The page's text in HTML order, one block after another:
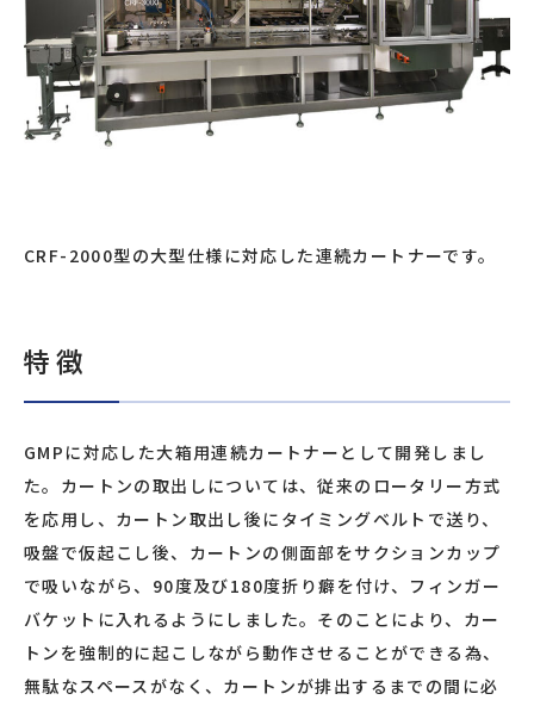
CRF-2000型の大型仕様に対応した連続カートナーです。
特徴
GMPに対応した大箱用連続カートナーとして開発しまし
た。カートンの取出しについては、従来のロータリー方式
を応用し、カートン取出し後にタイミングベルトで送り、
吸盤で仮起こし後、カートンの側面部をサクションカップ
で吸いながら、90度及び180度折り癖を付け、フィンガー
バケットに入れるようにしました。そのことにより、カー
トンを強制的に起こしながら動作させることができる為、
無駄なスペースがなく、カートンが排出するまでの間に必